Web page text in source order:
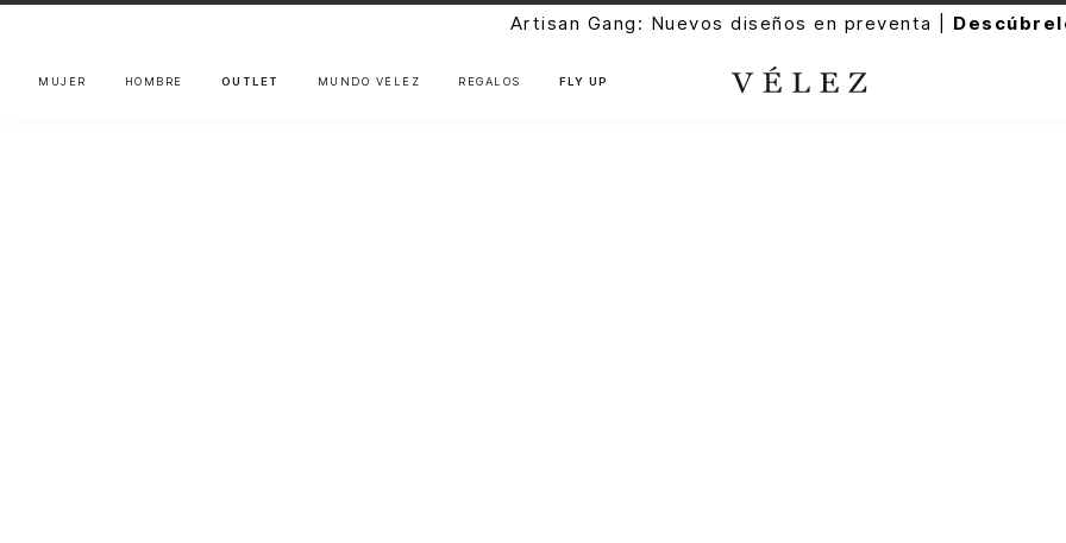
Artisan Gang: Nuevos diseños en preventa |
MUJER HOMBRE OUTLET MUNDO VÉLEZ REGALOS FLY UP